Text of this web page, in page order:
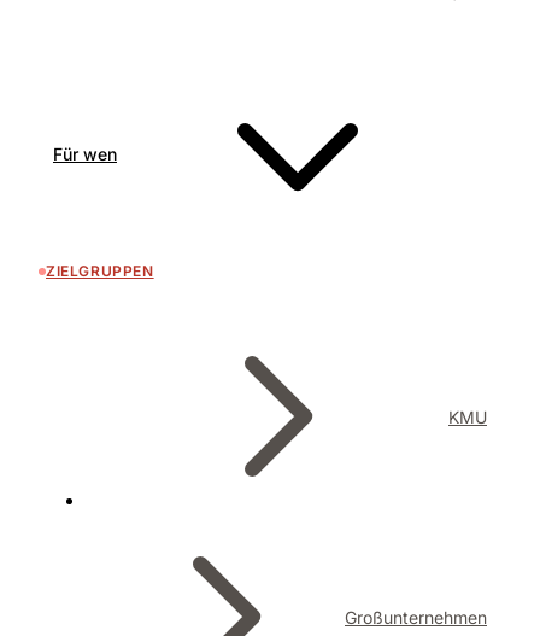
Für wen
ZIELGRUPPEN
KMU
Großunternehmen